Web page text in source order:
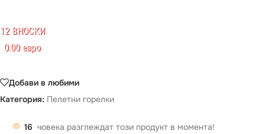
12 ВНОСКИ
0.00 евро
Добави в любими
Категория: Пелетни горелки
16 човека разглеждат този продукт в момента!